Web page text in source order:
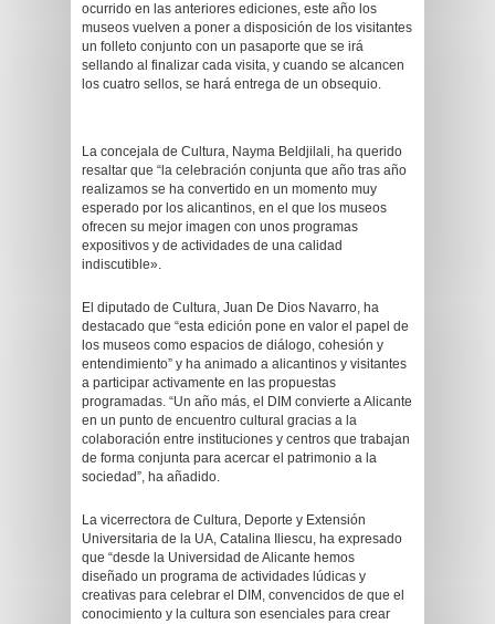
ocurrido en las anteriores ediciones, este año los
museos vuelven a poner a disposición de los visitantes
un folleto conjunto con un pasaporte que se irá
sellando al finalizar cada visita, y cuando se alcancen
los cuatro sellos, se hará entrega de un obsequio.
La concejala de Cultura, Nayma Beldjilali, ha querido
resaltar que “la celebración conjunta que año tras año
realizamos se ha convertido en un momento muy
esperado por los alicantinos, en el que los museos
ofrecen su mejor imagen con unos programas
expositivos y de actividades de una calidad
indiscutible».
El diputado de Cultura, Juan De Dios Navarro, ha
destacado que “esta edición pone en valor el papel de
los museos como espacios de diálogo, cohesión y
entendimiento” y ha animado a alicantinos y visitantes
a participar activamente en las propuestas
programadas. “Un año más, el DIM convierte a Alicante
en un punto de encuentro cultural gracias a la
colaboración entre instituciones y centros que trabajan
de forma conjunta para acercar el patrimonio a la
sociedad”, ha añadido.
La vicerrectora de Cultura, Deporte y Extensión
Universitaria de la UA, Catalina Iliescu, ha expresado
que “desde la Universidad de Alicante hemos
diseñado un programa de actividades lúdicas y
creativas para celebrar el DIM, convencidos de que el
conocimiento y la cultura son esenciales para crear